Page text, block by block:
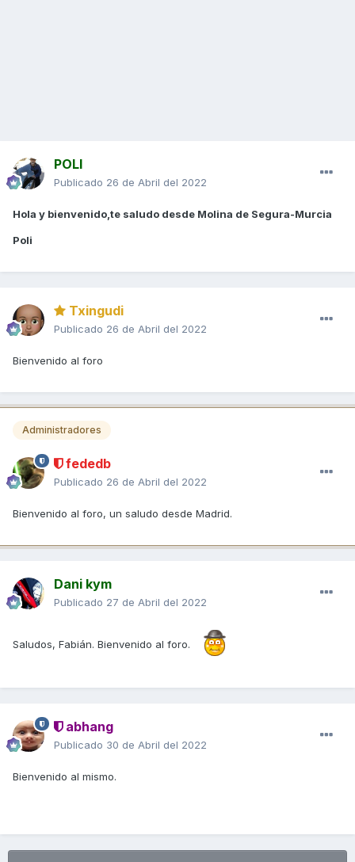
POLI
Publicado 26 de Abril del 2022
Hola y bienvenido,te saludo desde Molina de Segura-Murcia
Poli
Txingudi
Publicado 26 de Abril del 2022
Bienvenido al foro
Administradores
fededb
Publicado 26 de Abril del 2022
Bienvenido al foro, un saludo desde Madrid.
Dani kym
Publicado 27 de Abril del 2022
Saludos, Fabián. Bienvenido al foro.
abhang
Publicado 30 de Abril del 2022
Bienvenido al mismo.